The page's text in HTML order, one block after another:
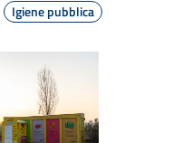
Igiene pubblica